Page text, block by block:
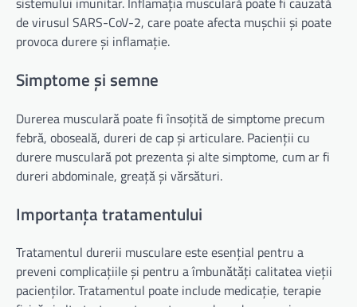
de virusul SARS-CoV-2, care poate afecta mușchii și poate
provoca durere și inflamație.
Simptome și semne
Durerea musculară poate fi însoțită de simptome precum
febră, oboseală, dureri de cap și articulare. Pacienții cu
durere musculară pot prezenta și alte simptome, cum ar fi
dureri abdominale, greață și vărsături.
Importanța tratamentului
Tratamentul durerii musculare este esențial pentru a
preveni complicațiile și pentru a îmbunătăți calitatea vieții
pacienților. Tratamentul poate include medicație, terapie